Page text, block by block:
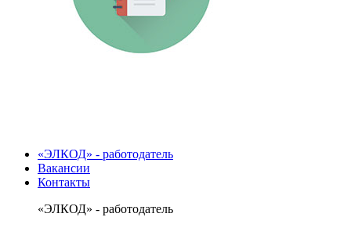
«ЭЛКОД» - работодатель
Вакансии
Контакты
«ЭЛКОД» - работодатель